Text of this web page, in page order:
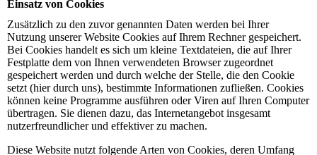
Einsatz von Cookies
Zusätzlich zu den zuvor genannten Daten werden bei Ihrer
Nutzung unserer Website Cookies auf Ihrem Rechner gespeichert.
Bei Cookies handelt es sich um kleine Textdateien, die auf Ihrer
Festplatte dem von Ihnen verwendeten Browser zugeordnet
gespeichert werden und durch welche der Stelle, die den Cookie
setzt (hier durch uns), bestimmte Informationen zufließen. Cookies
können keine Programme ausführen oder Viren auf Ihren Computer
übertragen. Sie dienen dazu, das Internetangebot insgesamt
nutzerfreundlicher und effektiver zu machen.
Diese Website nutzt folgende Arten von Cookies, deren Umfang